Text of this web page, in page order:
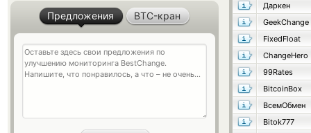
Даркен
GeekChange
FixedFloat
ChangeHero
99Rates
BitcoinBox
ВсемОбмен
Bitok777
Предложения BTC-кран